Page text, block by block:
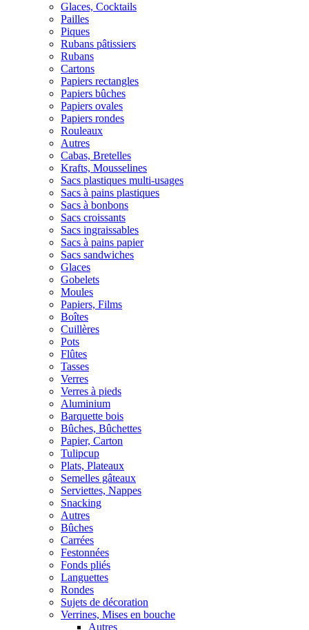
Glaces, Cocktails
Pailles
Piques
Rubans pâtissiers
Rubans
Cartons
Papiers rectangles
Papiers bûches
Papiers ovales
Papiers rondes
Rouleaux
Autres
Cabas, Bretelles
Krafts, Mousselines
Sacs plastiques multi-usages
Sacs à pains plastiques
Sacs à bonbons
Sacs croissants
Sacs ingraissables
Sacs à pains papier
Sacs sandwiches
Glaces
Gobelets
Moules
Papiers, Films
Boîtes
Cuillères
Pots
Flûtes
Tasses
Verres
Verres à pieds
Aluminium
Barquette bois
Bûches, Bûchettes
Papier, Carton
Tulipcup
Plats, Plateaux
Semelles gâteaux
Serviettes, Nappes
Snacking
Autres
Bûches
Carrées
Festonnées
Fonds pliés
Languettes
Rondes
Sujets de décoration
Verrines, Mises en bouche
Autres